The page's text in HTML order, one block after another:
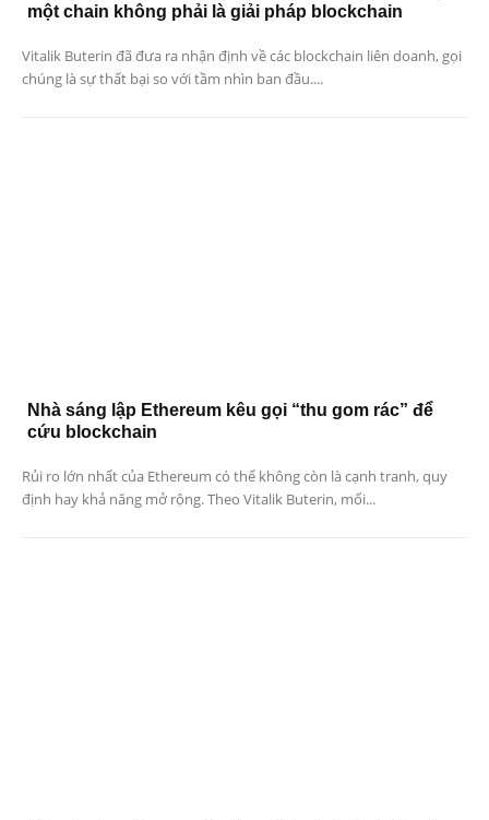
một chain không phải là giải pháp blockchain
Vitalik Buterin đã đưa ra nhận định về các blockchain liên doanh, gọi
chúng là sự thất bại so với tầm nhìn ban đầu....
Nhà sáng lập Ethereum kêu gọi “thu gom rác” để
cứu blockchain
Rủi ro lớn nhất của Ethereum có thể không còn là cạnh tranh, quy
định hay khả năng mở rộng. Theo Vitalik Buterin, mối...